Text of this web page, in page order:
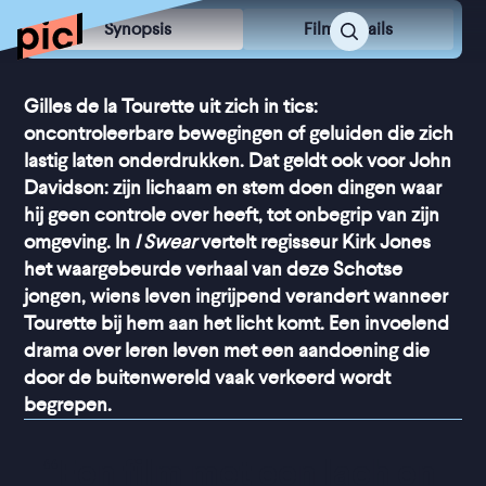
Synopsis Film Details
Gilles de la Tourette uit zich in tics:
oncontroleerbare bewegingen of geluiden die zich
lastig laten onderdrukken. Dat geldt ook voor John
Davidson: zijn lichaam en stem doen dingen waar
hij geen controle over heeft, tot onbegrip van zijn
omgeving. In I Swearvertelt regisseur Kirk Jones
het waargebeurde verhaal van deze Schotse
jongen, wiens leven ingrijpend verandert wanneer
Tourette bij hem aan het licht komt. Een invoelend
drama over leren leven met een aandoening die
door de buitenwereld vaak verkeerd wordt
begrepen.